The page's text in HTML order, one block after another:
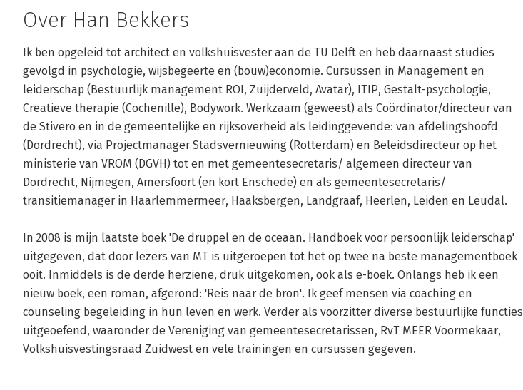
Over Han Bekkers
Ik ben opgeleid tot architect en volkshuisvester aan de TU Delft en heb daarnaast studies
gevolgd in psychologie, wijsbegeerte en (bouw)economie. Cursussen in Management en
leiderschap (Bestuurlijk management ROI, Zuijderveld, Avatar), ITIP, Gestalt-psychologie,
Creatieve therapie (Cochenille), Bodywork. Werkzaam (geweest) als Coördinator/directeur van
de Stivero en in de gemeentelijke en rijksoverheid als leidinggevende: van afdelingshoofd
(Dordrecht), via Projectmanager Stadsvernieuwing (Rotterdam) en Beleidsdirecteur op het
ministerie van VROM (DGVH) tot en met gemeentesecretaris/ algemeen directeur van
Dordrecht, Nijmegen, Amersfoort (en kort Enschede) en als gemeentesecretaris/
transitiemanager in Haarlemmermeer, Haaksbergen, Landgraaf, Heerlen, Leiden en Leudal.
In 2008 is mijn laatste boek 'De druppel en de oceaan. Handboek voor persoonlijk leiderschap'
uitgegeven, dat door lezers van MT is uitgeroepen tot het op twee na beste managementboek
ooit. Inmiddels is de derde herziene, druk uitgekomen, ook als e-boek. Onlangs heb ik een
nieuw boek, een roman, afgerond: 'Reis naar de bron'. Ik geef mensen via coaching en
counseling begeleiding in hun leven en werk. Verder als voorzitter diverse bestuurlijke functies
uitgeoefend, waaronder de Vereniging van gemeentesecretarissen, RvT MEER Voormekaar,
Volkshuisvestingsraad Zuidwest en vele trainingen en cursussen gegeven.